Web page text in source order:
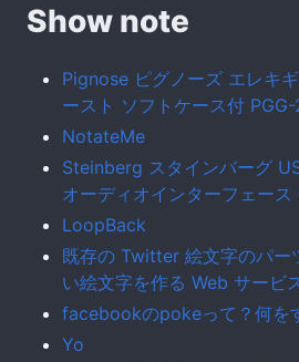
Show note
Pignose ピグノーズ エレキ
ースト ソフトケース付
NotateMe
Steinberg スタインバーグ
オーディオインターフェース
LoopBack
既存の Twitter 絵文字のパー
い絵文字を作る Web サービ
facebookのpokeって？何を
Yo